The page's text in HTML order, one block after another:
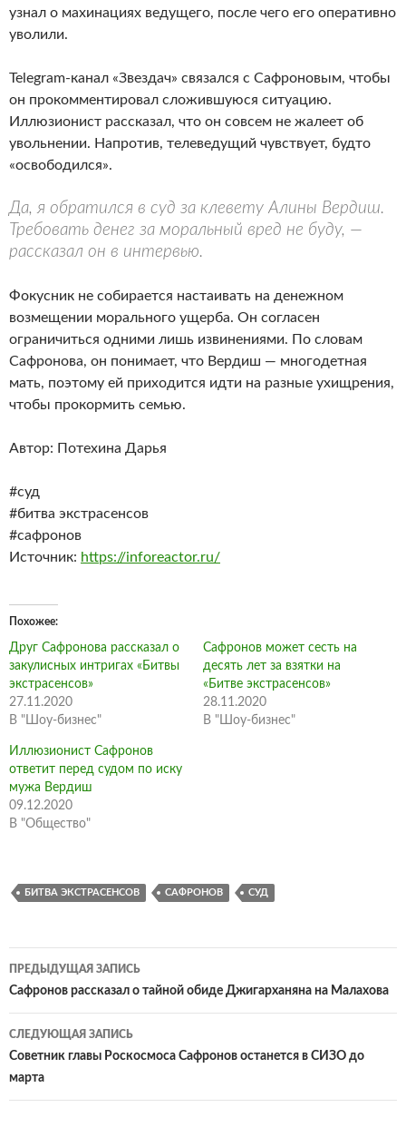
узнал о махинациях ведущего, после чего его оперативно
уволили.
Telegram-канал «Звездач» связался с Сафроновым, чтобы
он прокомментировал сложившуюся ситуацию.
Иллюзионист рассказал, что он совсем не жалеет об
увольнении. Напротив, телеведущий чувствует, будто
«освободился».
Да, я обратился в суд за клевету Алины Вердиш.
Требовать денег за моральный вред не буду, —
рассказал он в интервью.
Фокусник не собирается настаивать на денежном
возмещении морального ущерба. Он согласен
ограничиться одними лишь извинениями. По словам
Сафронова, он понимает, что Вердиш — многодетная
мать, поэтому ей приходится идти на разные ухищрения,
чтобы прокормить семью.
Автор: Потехина Дарья
#суд
#битва экстрасенсов
#сафронов
Источник: https://inforeactor.ru/
Похожее
Друг Сафронова рассказал о
закулисных интригах «Битвы
экстрасенсов»
27.11.2020
В "Шоу-бизнес"
Сафронов может сесть на
десять лет за взятки на
«Битве экстрасенсов»
28.11.2020
В "Шоу-бизнес"
Иллюзионист Сафронов
ответит перед судом по иску
мужа Вердиш
09.12.2020
В "Общество"
БИТВА ЭКСТРАСЕНСОВ САФРОНОВ СУД
Навигация
по
записям
ПРЕДЫДУЩАЯ ЗАПИСЬ
Сафронов рассказал о тайной обиде Джигарханяна на Малахова
СЛЕДУЮЩАЯ ЗАПИСЬ
Советник главы Роскосмоса Сафронов останется в СИЗО до
марта